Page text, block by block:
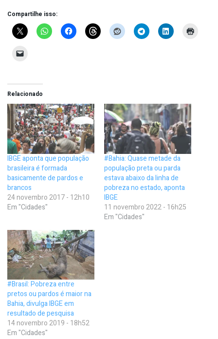
Compartilhe isso:
Relacionado
IBGE aponta que população
brasileira é formada
basicamente de pardos e
brancos
24 novembro 2017 - 12h10
Em "Cidades"
#Bahia: Quase metade da
população preta ou parda
estava abaixo da linha de
pobreza no estado, aponta
IBGE
11 novembro 2022 - 16h25
Em "Cidades"
#Brasil: Pobreza entre
pretos ou pardos é maior na
Bahia, divulga IBGE em
resultado de pesquisa
14 novembro 2019 - 18h52
Em "Cidades"